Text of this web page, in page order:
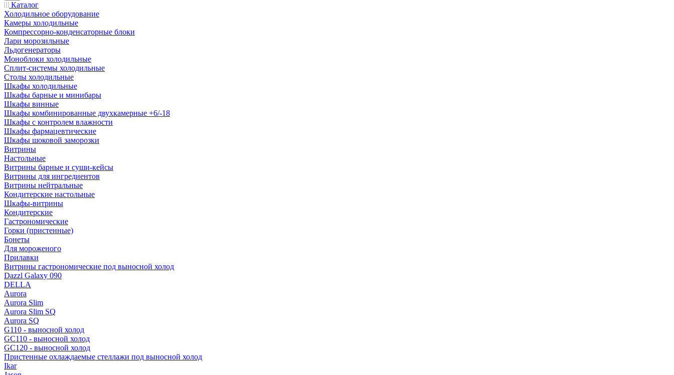
Каталог
Холодильное оборудование
Камеры холодильные
Компрессорно-конденсаторные блоки
Лари морозильные
Льдогенераторы
Моноблоки холодильные
Сплит-системы холодильные
Столы холодильные
Шкафы холодильные
Шкафы барные и минибары
Шкафы винные
Шкафы комбинированные двухкамерные +6/-18
Шкафы с контролем влажности
Шкафы фармацевтические
Шкафы шоковой заморозки
Витрины
Настольные
Витрины барные и суши-кейсы
Витрины для ингредиентов
Витрины нейтральные
Кондитерские настольные
Шкафы-витрины
Кондитерские
Гастрономические
Горки (пристенные)
Бонеты
Для мороженого
Прилавки
Витрины гастрономические под выносной холод
Dazzl Galaxy 090
DELLA
Aurora
Aurora Slim
Aurora Slim SQ
Aurora SQ
G110 - выносной холод
GC110 - выносной холод
GC120 - выносной холод
Пристенные охлаждаемые стеллажи под выносной холод
Ikar